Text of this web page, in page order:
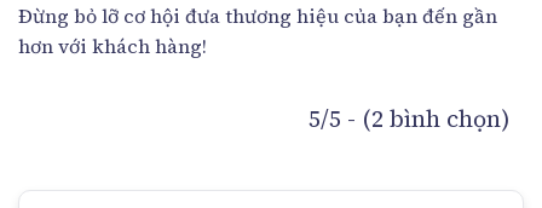
Đừng bỏ lỡ cơ hội đưa thương hiệu của bạn đến gần
hơn với khách hàng!
5/5 - (2 bình chọn)